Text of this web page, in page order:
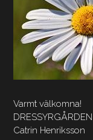
Varmt välkomna!
DRESSYRGÅRDEN
Catrin Henriksson